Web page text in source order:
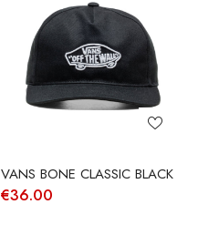
VANS BONE CLASSIC BLACK
€36.00